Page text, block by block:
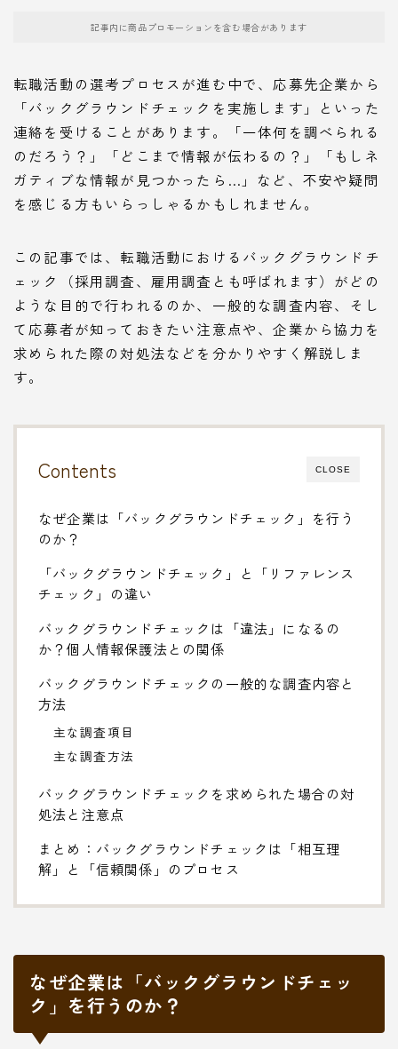
記事内に商品プロモーションを含む場合があります
転職活動の選考プロセスが進む中で、応募先企業から
「バックグラウンドチェックを実施します」といった
連絡を受けることがあります。「一体何を調べられる
のだろう？」「どこまで情報が伝わるの？」「もしネ
ガティブな情報が見つかったら…」など、不安や疑問
を感じる方もいらっしゃるかもしれません。
この記事では、転職活動におけるバックグラウンドチ
ェック（採用調査、雇用調査とも呼ばれます）がどの
ような目的で行われるのか、一般的な調査内容、そし
て応募者が知っておきたい注意点や、企業から協力を
求められた際の対処法などを分かりやすく解説しま
す。
CLOSE
Contents
なぜ企業は「バックグラウンドチェック」を行う
のか？
「バックグラウンドチェック」と「リファレンス
チェック」の違い
バックグラウンドチェックは「違法」になるの
か？個人情報保護法との関係
バックグラウンドチェックの一般的な調査内容と
方法
主な調査項目
主な調査方法
バックグラウンドチェックを求められた場合の対
処法と注意点
まとめ：バックグラウンドチェックは「相互理
解」と「信頼関係」のプロセス
なぜ企業は「バックグラウンドチェッ
ク」を行うのか？